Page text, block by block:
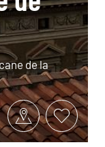
de la